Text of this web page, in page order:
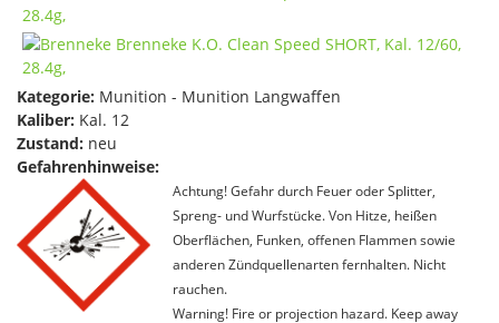
Kategorie: Munition - Munition Langwaffen
Kaliber: Kal. 12
Zustand: neu
Gefahrenhinweise:
Achtung! Gefahr durch Feuer oder Splitter,
Spreng- und Wurfstücke. Von Hitze, heißen
Oberflächen, Funken, offenen Flammen sowie
anderen Zündquellenarten fernhalten. Nicht
rauchen.
Warning! Fire or projection hazard. Keep away